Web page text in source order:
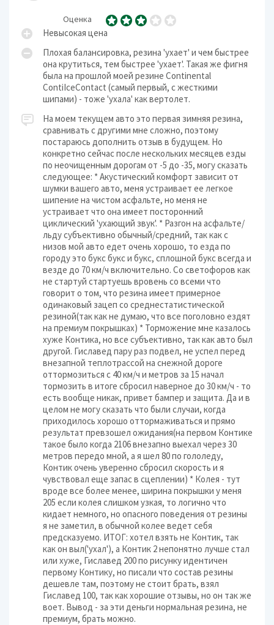
Оценка
Невысокая цена
Плохая балансировка, резина 'ухает' и чем быстрее
она крутиться, тем быстрее 'ухает'. Такая же фигня
была на прошлой моей резине Continental
ContiIceContact (самый первый, с жесткими
шипами) - тоже 'ухала' как вертолет.
На моем текущем авто это первая зимняя резина,
сравнивать с другими мне сложно, поэтому
постараюсь дополнить отзыв в будущем. Но
конкретно сейчас после нескольких месяцев езды
по неочищенным дорогам от -5 до -35, могу сказать
следующее: * Акустический комфорт зависит от
шумки вашего авто, меня устраивает ее легкое
шипение на чистом асфальте, но меня не
устраивает что она имеет посторонний
циклический 'ухающий звук'. * Разгон на асфальте/
льду субъективно обычный/средний, так как с
низов мой авто едет очень хорошо, то езда по
городу это букс букс и букс, сплошной букс всегда и
везде до 70 км/ч включительно. Со светофоров как
не стартуй стартуешь вровень со всеми что
говорит о том, что резина имеет примерное
одинаковый зацеп со среднестатистической
резиной(так как не думаю, что все поголовно ездят
на премиум покрышках) * Торможение мне казалось
хуже Контика, но все субъективно, так как авто был
другой. Гиславед пару раз подвел, не успел перед
внезапной теплотрассой на снежной дороге
оттормозиться с 40 км/ч и метров за 15 начал
тормозить в итоге сбросил наверное до 30 км/ч - то
есть вообще никак, привет бампер и защита. Да и в
целом не могу сказать что были случаи, когда
приходилось хорошо оттормаживаться и прямо
результат превзошел ожидания(на первом Контике
такое было когда 2106 внезапно выехал через 30
метров передо мной, а я шел 80 по гололеду,
Контик очень уверенно сбросил скорость и я
чувствовал еще запас в сцеплении) * Колея - тут
вроде все более менее, ширина покрышки у меня
205 если колея слишком узкая, то логично что
кидает немного, но опасного поведения от резины
я не заметил, в обычной колее ведет себя
предсказуемо. ИТОГ: хотел взять не Контик, так
как он выл('ухал'), а Контик 2 непонятно лучше стал
или хуже, Гиславед 200 по рисунку идентичен
первому Контику, но писали что состав резины
дешевле там, поэтому не стоит брать, взял
Гиславед 100, так как хорошие отзывы, но он так же
воет. Вывод - за эти деньги нормальная резина, не
премиум, брать можно.